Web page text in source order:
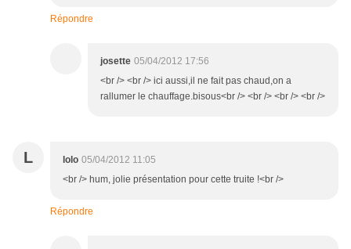
Répondre
josette 05/04/2012 17:56
<br /> <br /> ici aussi,il ne fait pas chaud,on a
rallumer le chauffage.bisous<br /> <br /> <br /> <br />
L lolo 05/04/2012 11:05
<br /> hum, jolie présentation pour cette truite !<br />
Répondre